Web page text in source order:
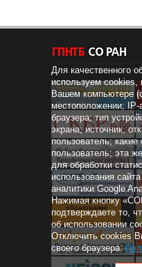
Дистанционное
образование
Для качественного
используем cookies,
Вашем компьютере
местоположении;
браузера; тип
экрана; источник,
пользователь;
пользователь; эта
для обработки
использования
аналитики Google
Нажимая кнопку
подтверждаете то,
об использовании
Отключить cookies
своего браузера.